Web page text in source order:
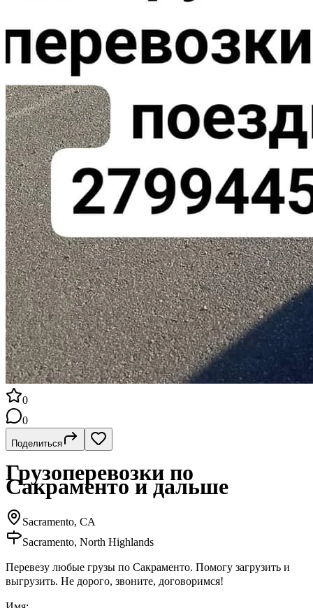
0
0
Поделиться
Грузоперевозки по
Сакраменто и дальше
Sacramento, CA
Sacramento, North Highlands
Перевезу любые грузы по Сакраменто. Помогу загрузить и
выгрузить. Не дорого, звоните, договоримся!